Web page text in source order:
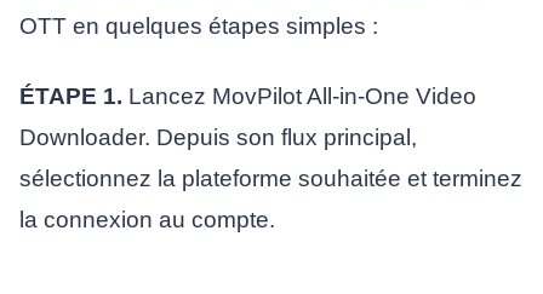
OTT en quelques étapes simples :
ÉTAPE 1. Lancez MovPilot All-in-One Video
Downloader. Depuis son flux principal,
sélectionnez la plateforme souhaitée et terminez
la connexion au compte.